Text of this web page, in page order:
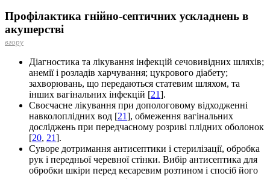
Профілактика гнійно-септичних ускладнень в
акушерстві
вгору
Діагностика та лікування інфекцій сечовивідних шляхів;
анемії і розладів харчування; цукрового діабету;
захворювань, що передаються статевим шляхом, та
інших вагінальних інфекцій [21].
Своєчасне лікування при допологовому відходженні
навколоплідних вод [21], обмеження вагінальних
досліджень при передчасному розриві плідних оболонок
[20, 21].
Суворе дотримання антисептики і стерилізації, обробка
рук і передньої черевної стінки. Вибір антисептика для
обробки шкіри перед кесаревим розтином і спосіб його